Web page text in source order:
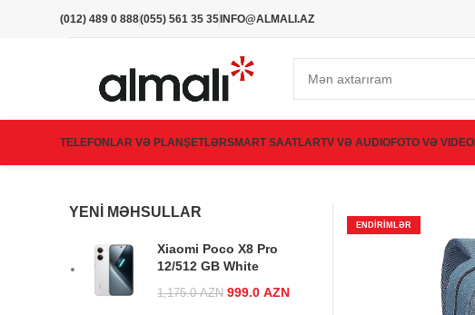
(012) 489 0 888(055) 561 35 35INFO@ALMALI.AZ
TELEFONLAR VƏ PLANŞETLƏRSMART SAATLARTV VƏ AUDIOFOTO VƏ VIDEO
ENDIRIMLƏR
YENI MƏHSULLAR
Xiaomi Poco X8 Pro
12/512 GB White
1,175.0AZN Original price
999.0 AZN